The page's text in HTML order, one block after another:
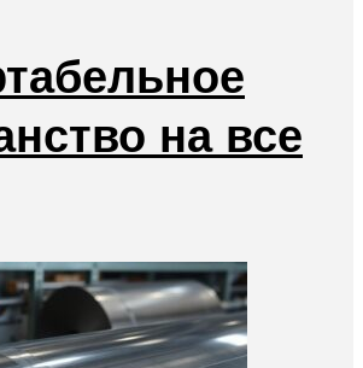
на все